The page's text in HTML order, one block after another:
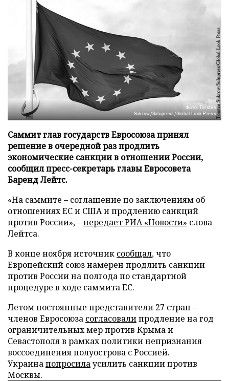
Фото: Torsten
Sukrow/Sulupress/Global Look Press
Саммит глав государств Евросоюза принял
решение в очередной раз продлить
экономические санкции в отношении России,
сообщил пресс-секретарь главы Евросовета
Баренд Лейтс.
«На саммите – соглашение по заключениям об
отношениях ЕС и США и продлению санкций
против России», –передаетРИА «Новости» слова
Лейтса.
В конце ноября источник сообщал, что
Европейский союз намерен продлить санкции
против России на полгода по стандартной
процедуре в ходе саммита ЕС.
Летом постоянные представители 27 стран –
членов Евросоюза согласовалипродление на год
ограничительных мер против Крыма и
Севастополя в рамках политики непризнания
воссоединения полуострова с Россией.
Украинапопросилаусилить санкции против
Москвы.